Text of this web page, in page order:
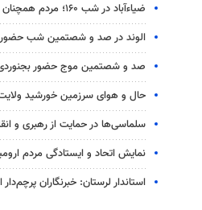
ضیاء‌آباد در شب ۱۶۰؛ مردم همچنان صحنه را ترک نکرده‌اند
الوند در صد و شصتمین شب حضور و
صد و شصتمین موج حضور
حال و هوای سرزمین خورشید ولایت
سلماسی‌ها در حمایت از رهبری و
نمایش اتحاد و ایستادگی مردم
استاندار لرستان: خبرنگاران